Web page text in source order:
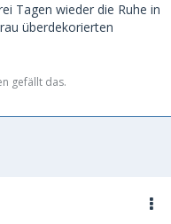
Tagen wieder die Ruhe in
überdekorierten
gefällt das.